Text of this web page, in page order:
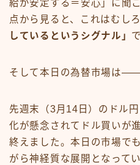
給が安定する＝安心」に聞
点から見ると、これはむしろ
しているというシグナル」
そして本日の為替市場は——
先週末（3月14日）のドル
化が懸念されてドル買いが
終えました。本日の市場で
がら神経質な展開となってい